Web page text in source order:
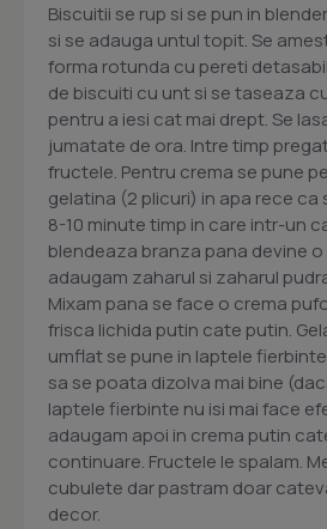
Biscuitii se rup si se pun in
si se adauga untul topit. Se
forma rotunda cu pereti
de biscuiti cu unt si se taseaza
pentru a iesi cat mai drept. Se
jumatate de ora. Intre timp
fructele. Pentru crema se pune
gelatina (2 plicuri) in apa rece ca
8-10 minute timp in care intr-un
blendeaza branza pana devine
adaugam zaharul si zaharul
Mixam pana se face o crema
frisca lichida putin cate putin.
umflat se pune in laptele
sa se poata dizolva mai bine
laptele fierbinte nu isi mai face
adaugam apoi in crema putin
continuare. Fructele le spalam.
cubulete dar pastram doar
decor.